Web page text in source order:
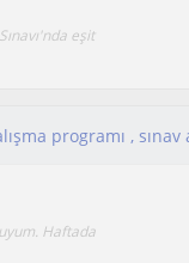
eşit
Haftada